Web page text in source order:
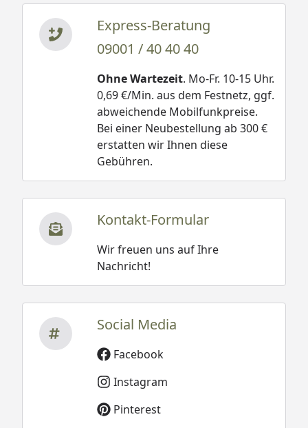
Express-Beratung
09001 / 40 40 40
Ohne Wartezeit. Mo-Fr. 10-15 Uhr.
0,69 €/Min. aus dem Festnetz, ggf.
abweichende Mobilfunkpreise.
Bei einer Neubestellung ab 300 €
erstatten wir Ihnen diese
Gebühren.
Kontakt-Formular
Wir freuen uns auf Ihre
Nachricht!
Social Media
Facebook
Instagram
Pinterest